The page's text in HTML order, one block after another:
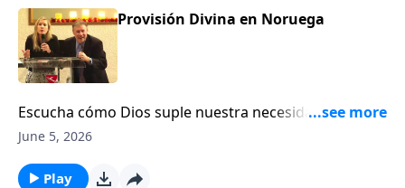
Provisión Divina en Noruega
Escucha cómo Dios suple nuestra necesidad de una
manera inesperada cuando estábamos viajando en la
June 5, 2026
Play